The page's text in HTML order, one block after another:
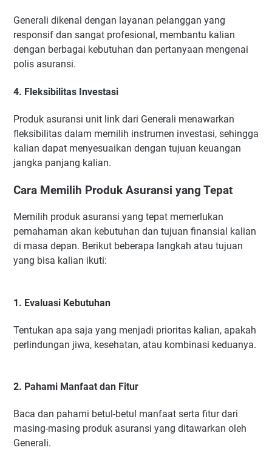
Generali dikenal dengan layanan pelanggan yang
responsif dan sangat profesional, membantu kalian
dengan berbagai kebutuhan dan pertanyaan mengenai
polis asuransi.
4. Fleksibilitas Investasi
Produk asuransi unit link dari Generali menawarkan
fleksibilitas dalam memilih instrumen investasi, sehingga
kalian dapat menyesuaikan dengan tujuan keuangan
jangka panjang kalian.
Cara Memilih Produk Asuransi yang Tepat
Memilih produk asuransi yang tepat memerlukan
pemahaman akan kebutuhan dan tujuan finansial kalian
di masa depan. Berikut beberapa langkah atau tujuan
yang bisa kalian ikuti:
1. Evaluasi Kebutuhan
Tentukan apa saja yang menjadi prioritas kalian, apakah
perlindungan jiwa, kesehatan, atau kombinasi keduanya.
2. Pahami Manfaat dan Fitur
Baca dan pahami betul-betul manfaat serta fitur dari
masing-masing produk asuransi yang ditawarkan oleh
Generali.